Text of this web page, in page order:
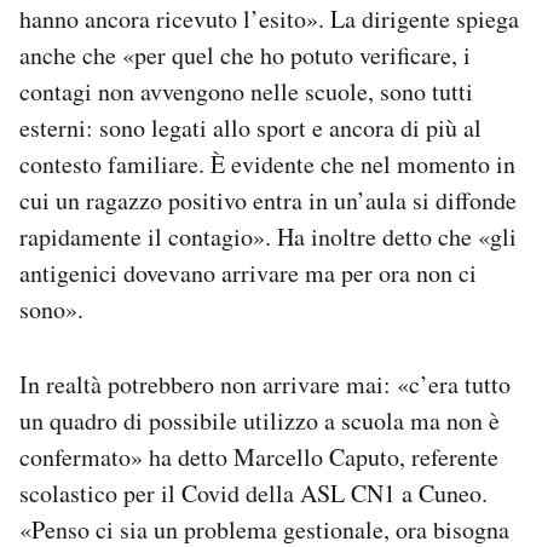
hanno ancora ricevuto l’esito». La dirigente spiega
anche che «per quel che ho potuto verificare, i
contagi non avvengono nelle scuole, sono tutti
esterni: sono legati allo sport e ancora di più al
contesto familiare. È evidente che nel momento in
cui un ragazzo positivo entra in un’aula si diffonde
rapidamente il contagio». Ha inoltre detto che «gli
antigenici dovevano arrivare ma per ora non ci
sono».
In realtà potrebbero non arrivare mai: «c’era tutto
un quadro di possibile utilizzo a scuola ma non è
confermato» ha detto Marcello Caputo, referente
scolastico per il Covid della ASL CN1 a Cuneo.
«Penso ci sia un problema gestionale, ora bisogna